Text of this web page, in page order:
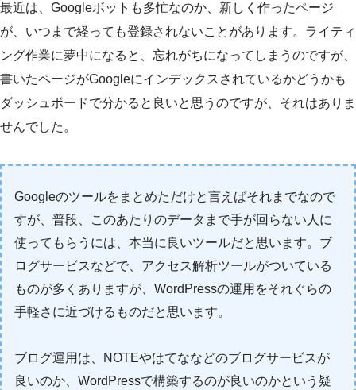
最近は、Googleボットも多忙なのか、新しく作ったページ
が、いつまで経っても登録されないことがあります。ライティ
ング作業に夢中になると、忘れがちになってしまうのですが、
書いたページがGoogleにインデックスされているかどうかも
ダッシュボードで分かると良いと思うのですが、それはありま
せんでした。
Googleのツールをまとめただけと言えばそれまでなので
すが、普段、このあたりのデータまで手が回らない人に
使ってもらうには、本当に良いツールだと思います。ブ
ログサービスなどで、アクセス解析ツールがついている
ものが多くありますが、WordPressの運用をそれぐらの
手軽さに近づけるものだと思います。
ブログ運用は、NOTEやはてななどのブログサービスが
良いのか、WordPressで構築するのが良いのかという疑